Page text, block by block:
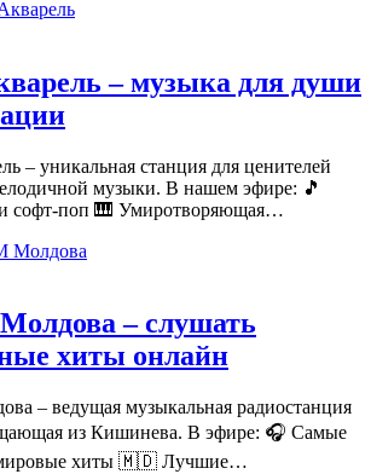
– музыка для души
– уникальная станция для ценителей
музыки. В нашем эфире: 🎵
софт-поп 🎹 Умиротворяющая…
– слушать
хиты онлайн
– ведущая музыкальная радиостанция
из Кишинева. В эфире: 🎧 Самые
хиты 🇲🇩 Лучшие…